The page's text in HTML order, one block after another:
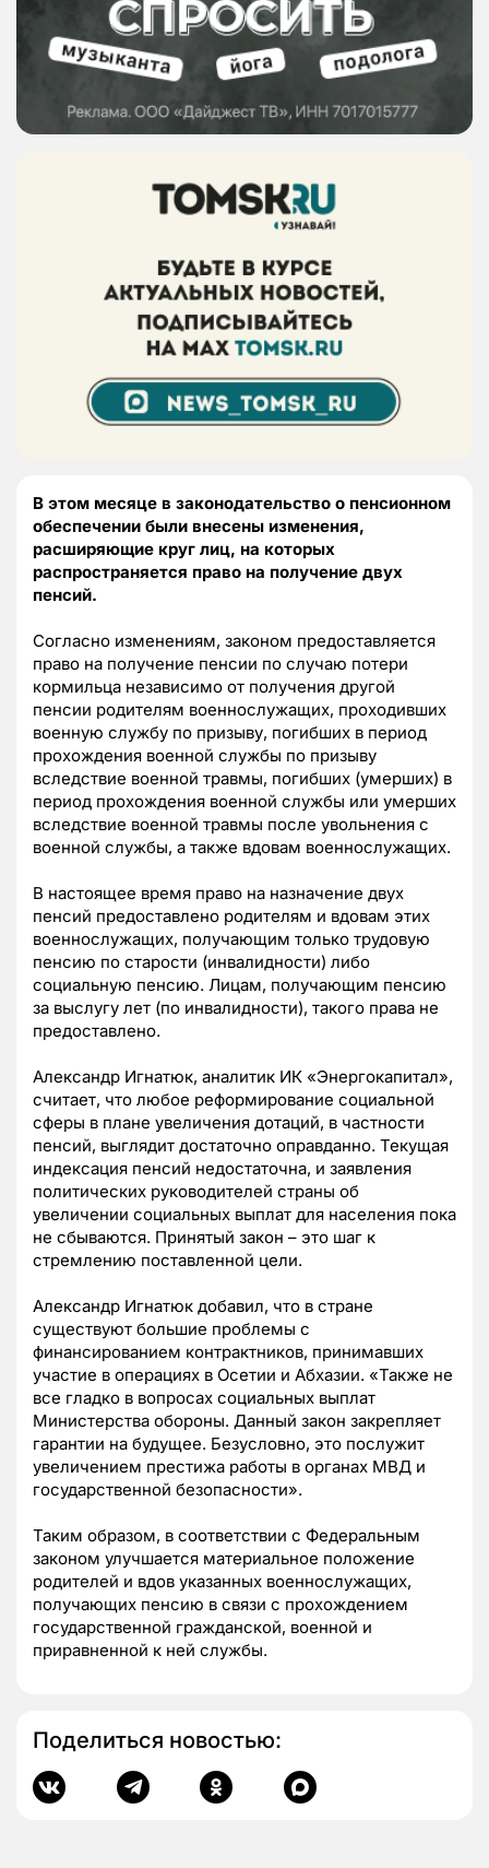
В этом месяце в законодательство о пенсионном
обеспечении были внесены изменения,
расширяющие круг лиц, на которых
распространяется право на получение двух
пенсий.
Согласно изменениям, законом предоставляется
право на получение пенсии по случаю потери
кормильца независимо от получения другой
пенсии родителям военнослужащих, проходивших
военную службу по призыву, погибших в период
прохождения военной службы по призыву
вследствие военной травмы, погибших (умерших) в
период прохождения военной службы или умерших
вследствие военной травмы после увольнения с
военной службы, а также вдовам военнослужащих.
В настоящее время право на назначение двух
пенсий предоставлено родителям и вдовам этих
военнослужащих, получающим только трудовую
пенсию по старости (инвалидности) либо
социальную пенсию. Лицам, получающим пенсию
за выслугу лет (по инвалидности), такого права не
предоставлено.
Александр Игнатюк, аналитик ИК «Энергокапитал»,
считает, что любое реформирование социальной
сферы в плане увеличения дотаций, в частности
пенсий, выглядит достаточно оправданно. Текущая
индексация пенсий недостаточна, и заявления
политических руководителей страны об
увеличении социальных выплат для населения пока
не сбываются. Принятый закон – это шаг к
стремлению поставленной цели.
Александр Игнатюк добавил, что в стране
существуют большие проблемы с
финансированием контрактников, принимавших
участие в операциях в Осетии и Абхазии. «Также не
все гладко в вопросах социальных выплат
Министерства обороны. Данный закон закрепляет
гарантии на будущее. Безусловно, это послужит
увеличением престижа работы в органах МВД и
государственной безопасности».
Таким образом, в соответствии с Федеральным
законом улучшается материальное положение
родителей и вдов указанных военнослужащих,
получающих пенсию в связи с прохождением
государственной гражданской, военной и
приравненной к ней службы.
Поделиться новостью: